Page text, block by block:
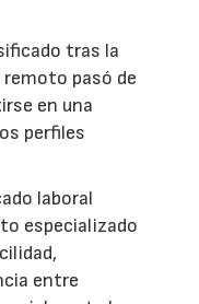
tras la
pasó de
en una
perfiles
laboral
especializado
entre